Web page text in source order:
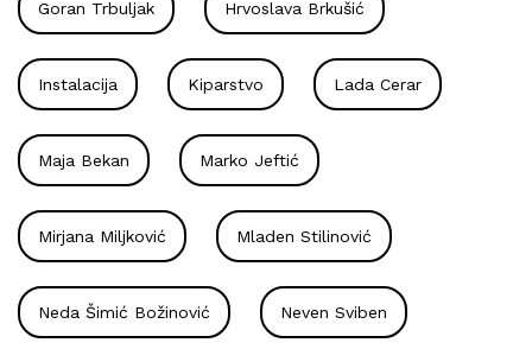
Goran Trbuljak Hrvoslava Brkušić
Instalacija Kiparstvo Lada Cerar
Maja Bekan Marko Jeftić
Mirjana Miljković Mladen Stilinović
Neda Šimić Božinović Neven Sviben